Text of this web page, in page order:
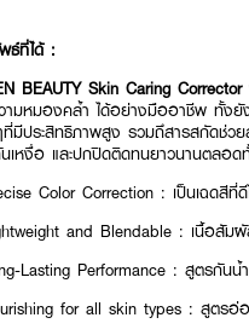
พธ์ที่ได้ :
BEAUTY Skin Caring Corrector
วามหมองคล้ำ ได้อย่างมืออาชีพ ทั้
มีประสิทธิภาพสูง รวมถึสารสกัดช่ว
เหงื่อ และปกปิดติดทนยาวนานตลอด
Color Correction : เป็นเฉดสี
and Blendable : เนื้อสัมผั
Lasting Performance : สูตรกัน
for all skin types : สูตรอ่อ